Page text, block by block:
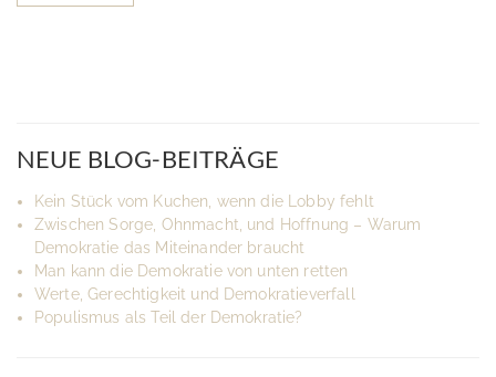
NEUE BLOG-BEITRÄGE
Kein Stück vom Kuchen, wenn die Lobby fehlt
Zwischen Sorge, Ohnmacht, und Hoffnung – Warum
Demokratie das Miteinander braucht
Man kann die Demokratie von unten retten
Werte, Gerechtigkeit und Demokratieverfall
Populismus als Teil der Demokratie?